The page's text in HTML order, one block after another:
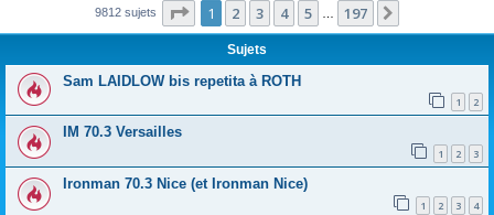
9812 sujets Page 1sur 197
1 2 3 4 5 197
Sujets
Sam LAIDLOW bis repetita à ROTH
1 2
IM 70.3 Versailles
1 2 3
Ironman 70.3 Nice (et Ironman Nice)
1 2 3 4